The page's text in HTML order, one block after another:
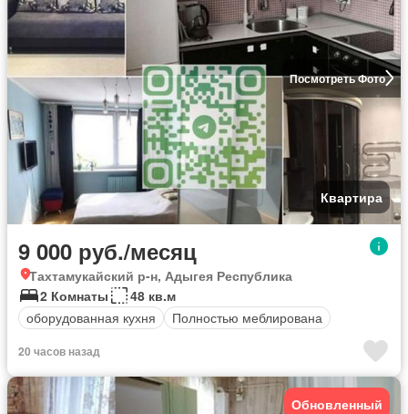
Посмотреть Фото
Квартира
9 000 руб./месяц
Тахтамукайский р-н, Адыгея Республика
2 Комнаты
48 кв.м
оборудованная кухня
Полностью меблирована
20 часов назад
Обновленный